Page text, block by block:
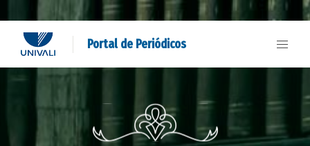
Portal de Periódicos